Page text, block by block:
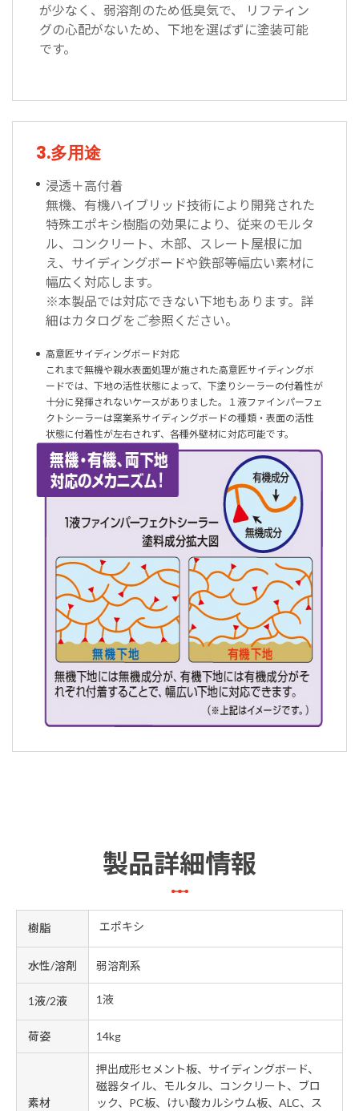
が少なく、弱溶剤のため低臭気で、 リフティン
グの心配がないため、下地を選ばずに塗装可能
です。
3.多用途
浸透＋高付着
無機、有機ハイブリッド技術により開発された
特殊エポキシ樹脂の効果により、従来のモルタ
ル、コンクリート、木部、スレート屋根に加
え、サイディングボードや鉄部等幅広い素材に
幅広く対応します。
※本製品では対応できない下地もあります。詳
細はカタログをご参照ください。
高意匠サイディングボード対応
これまで無機や親水表面処理が施された高意匠サイディングボ
ードでは、下地の活性状態によって、下塗りシーラーの付着性が
十分に発揮されないケースがありました。１液ファインパーフェ
クトシーラーは窯業系サイディングボードの種類・表面の活性
状態に付着性が左右されず、各種外壁材に対応可能です。
製品詳細情報
樹脂 エポキシ
水性/溶剤 弱溶剤系
1液/2液 1液
荷姿 14kg
素材
押出成形セメント板、サイディングボード、
磁器タイル、モルタル、コンクリート、ブロ
ック、PC板、けい酸カルシウム板、ALC、ス